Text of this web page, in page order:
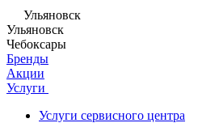
Ульяновск
Ульяновск
Чебоксары
Бренды
Акции
Услуги
Услуги сервисного центра